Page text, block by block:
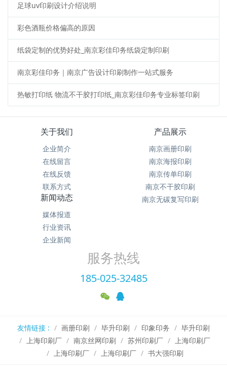
足球uv印刷设计介绍说明
彩色酒瓶价格偏高的原因
纸袋定制的优势好处_南京彩佳印务纸袋定制印刷
南京彩佳印务｜南京广告设计印刷制作一站式服务
热敏打印纸 物流不干胶打印纸_南京彩佳印务专业标签印刷
关于我们
企业简介
在线留言
在线反馈
联系方式
产品展示
南京画册印刷
南京海报印刷
南京传单印刷
南京不干胶印刷
南京无碳复写印刷
新闻动态
媒体报道
行业资讯
企业新闻
服务热线
185-025-32485
友情链接 : 画册印刷 毕升印刷 印象印务
毕升印刷
上海印刷厂
南京丝网印刷 苏州印刷厂
上海印刷厂
上海印刷厂
上海印刷厂 书大强印刷